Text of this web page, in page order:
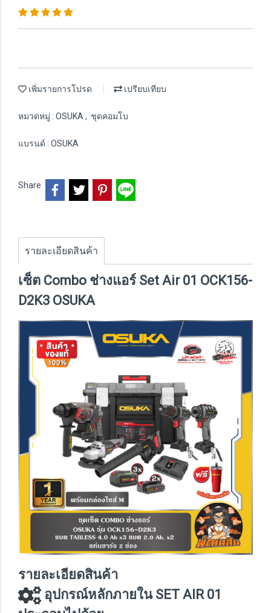
เพิ่มรายการโปรด เปรียบเทียบ
หมวดหมู่ : OSUKA , ชุดคอมโบ
แบรนด์ : OSUKA
Share
รายละเอียดสินค้า
เซ็ต Combo ช่างแอร์ Set Air 01 OCK156-
D2K3 OSUKA
รายละเอียดสินค้า
อุปกรณ์หลักภายใน SET AIR 01